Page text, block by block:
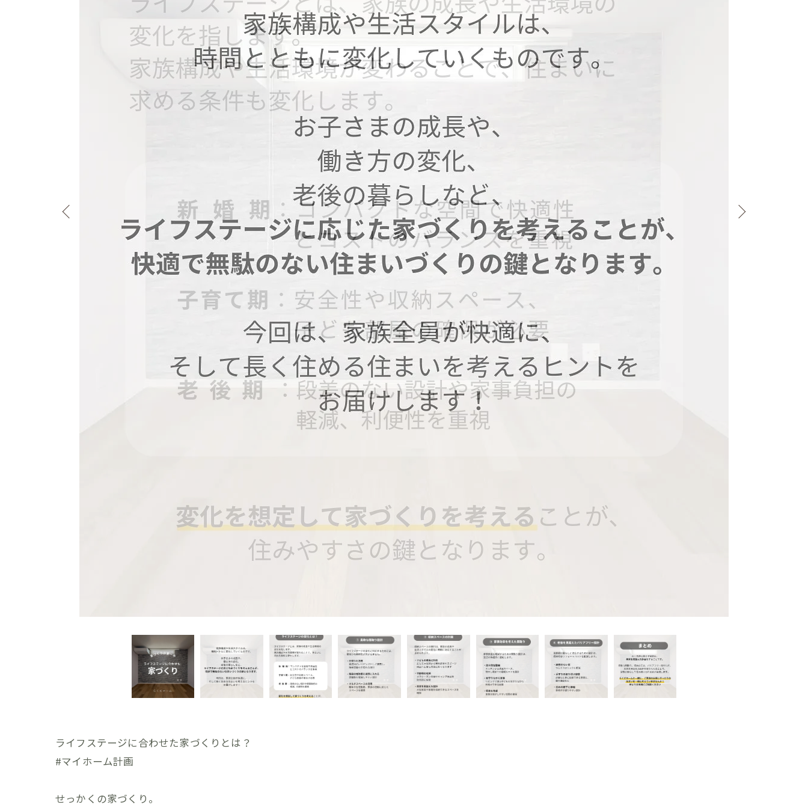
ライフステージに合わせた家づくりとは？
#マイホーム計画
せっかくの家づくり。